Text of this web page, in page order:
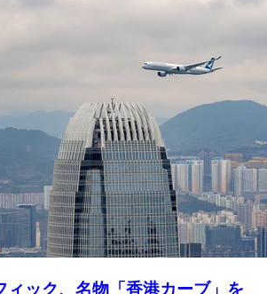
ィック、名物「香港カーブ」を